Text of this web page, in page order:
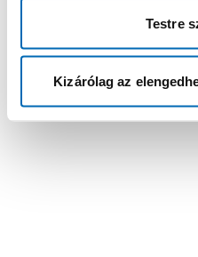
Testre
Kizárólag az